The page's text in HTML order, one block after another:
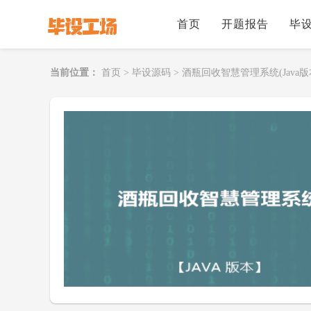
首页 开题报告 毕
当前位置： 首页 > 毕设源码 > 酒瓶回收智慧管理系统(Java